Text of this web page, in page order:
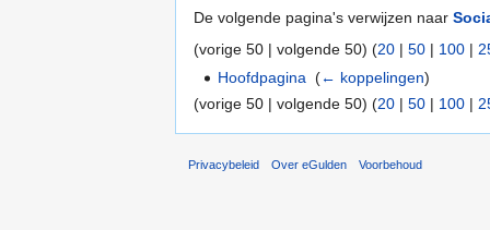
De volgende pagina's verwijzen naar
(vorige 50 | volgende 50) (20 | 50 | 100 |
Hoofdpagina ‎(← koppelingen)
(vorige 50 | volgende 50) (20 | 50 | 100 |
Privacybeleid Over eGulden Voorbehoud